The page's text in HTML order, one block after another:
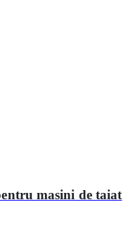
masini de taiat